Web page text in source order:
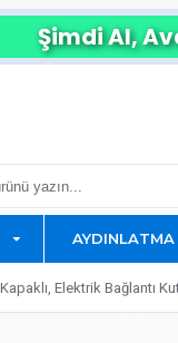
Şimdi Al,
AYDINLATMA
Elektrik Bağlantı